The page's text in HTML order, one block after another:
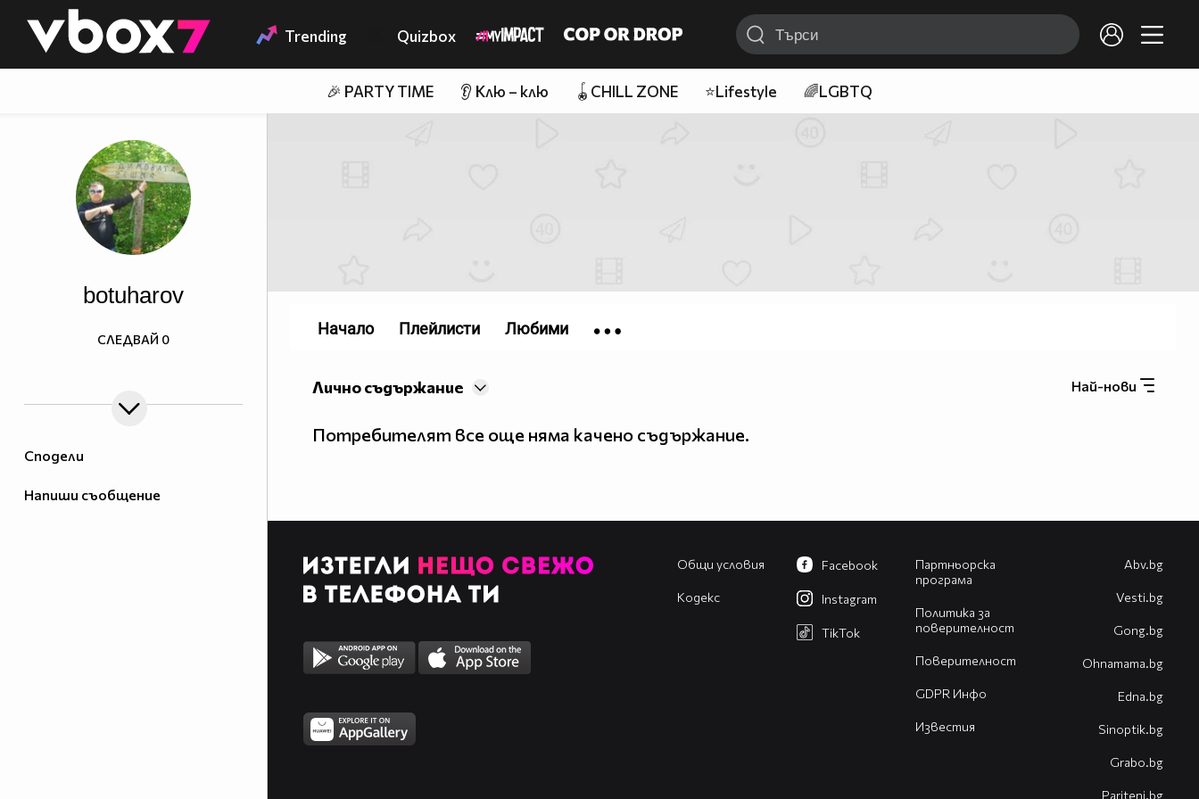
👾 Trending Quizbox
🎉 PARTY TIME 👂 Клю – клю 🪀CHILL ZONE ⭐Lifestyle 🌈LGBTQ
Сподели
Напиши съобщение
botuharov
СЛЕДВАЙ 0
Най-нови
Лично съдържание
Потребителят все още няма качено съдържание.
Начало Плейлисти Любими
Общи условия
Кодекс
Партньорска
програма
Политика за
поверителност
Поверителност
GDPR Инфо
Известия
Facebook
Instagram
TikTok
Abv.bg
Vesti.bg
Gong.bg
Оhnamama.bg
Edna.bg
Sinoptik.bg
Grabo.bg
Pariteni.bg